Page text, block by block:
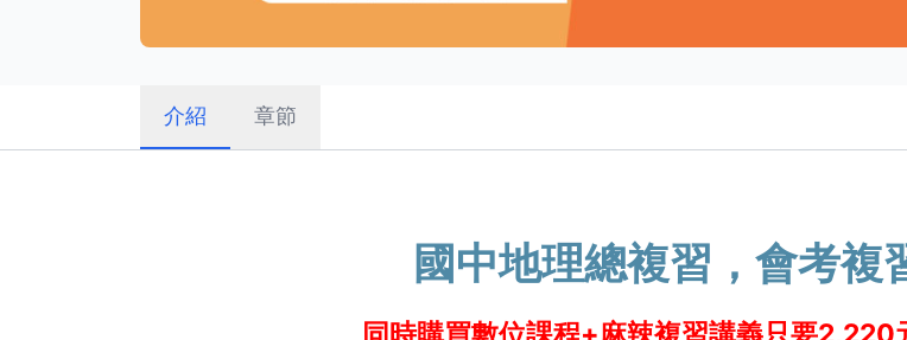
介紹 章節
國中地理總複習，會考複